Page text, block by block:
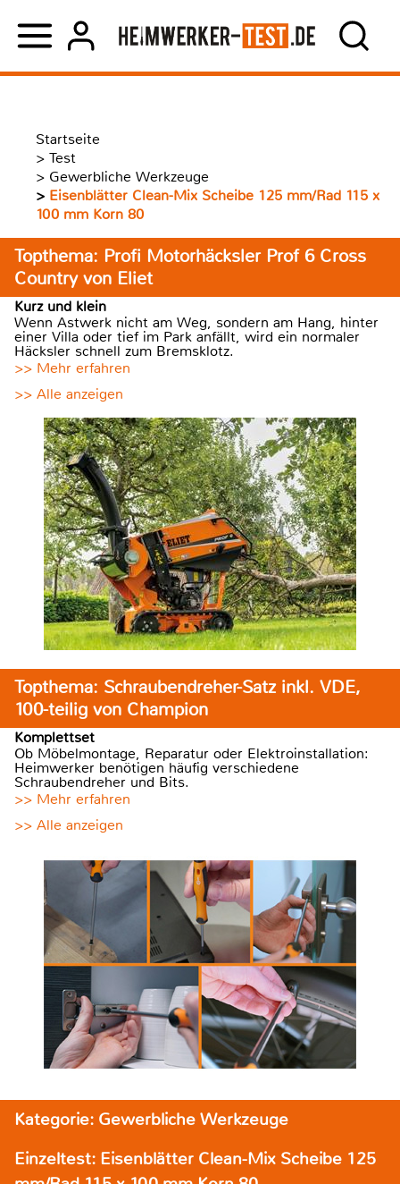
Startseite
> Test
> Gewerbliche Werkzeuge
> Eisenblätter Clean-Mix Scheibe 125 mm/Rad 115 x
100 mm Korn 80
Topthema: Profi Motorhäcksler Prof 6 Cross
Country von Eliet
Kurz und klein
Wenn Astwerk nicht am Weg, sondern am Hang, hinter
einer Villa oder tief im Park anfällt, wird ein normaler
Häcksler schnell zum Bremsklotz.
>> Mehr erfahren
>> Alle anzeigen
Topthema: Schraubendreher-Satz inkl. VDE,
100-teilig von Champion
Komplettset
Ob Möbelmontage, Reparatur oder Elektroinstallation:
Heimwerker benötigen häufig verschiedene
Schraubendreher und Bits.
>> Mehr erfahren
>> Alle anzeigen
Kategorie: Gewerbliche Werkzeuge
Einzeltest: Eisenblätter Clean-Mix Scheibe 125